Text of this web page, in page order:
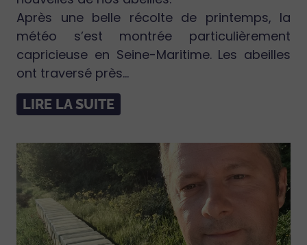
Après une belle récolte de printemps, la
météo s’est montrée particulièrement
capricieuse en Seine-Maritime. Les abeilles
ont traversé près...
LIRE LA SUITE